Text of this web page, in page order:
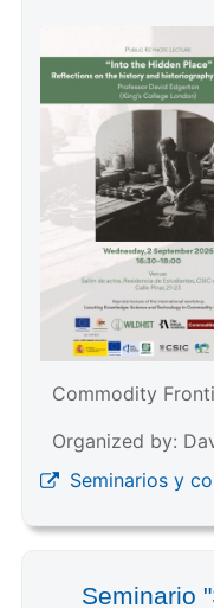
Commodity
Organized by:
Seminarios y
Seminario